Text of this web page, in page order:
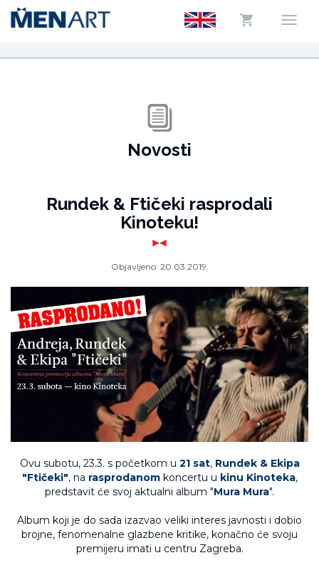
Novosti
Rundek & Ftičeki rasprodali
Kinoteku!
Objavljeno: 20.03.2019.
Ovu subotu, 23.3. s početkom u 21 sat, Rundek & Ekipa
"Ftičeki", na rasprodanomkoncertu u kinu Kinoteka,
predstavit će svoj aktualni album "Mura Mura".
Album koji je do sada izazvao veliki interes javnosti i dobio
brojne, fenomenalne glazbene kritike, konačno će svoju
premijeru imati u centru Zagreba.